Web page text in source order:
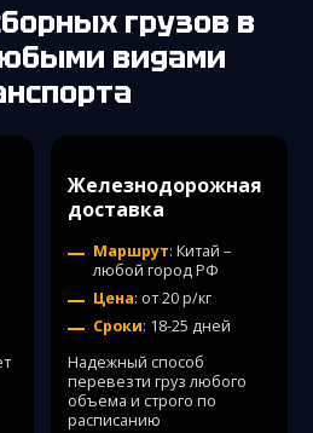
видами
Железнодорожная
доставка
Маршрут: Китай –
любой город РФ
Цена: от 20 р/кг
Сроки: 18-25 дней
Надежный способ
перевезти груз любого
объема и строго по
расписанию